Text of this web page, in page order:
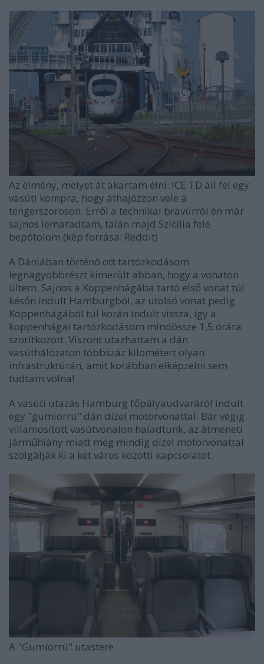
Az élmény, melyet át akartam élni: ICE TD áll fel egy
vasúti kompra, hogy áthajózzon vele a
tengerszoroson. Erről a technikai bravúrról én már
sajnos lemaradtam, talán majd Szícília felé
bepótolom (kép forrása: Reddit)
A Dániában történő ott tartózkodásom
legnagyobbrészt kimerült abban, hogy a vonaton
ültem. Sajnos a Koppenhágába tartó első vonat túl
későn indult Hamburgból, az utolsó vonat pedig
Koppenhágából túl korán indult vissza, így a
koppenhágai tartózkodásom mindössze 1,5 órára
szorítkozott. Viszont utazhattam a dán
vasúthálózaton többszáz kilométert olyan
infrastruktúrán, amit korábban elképzelni sem
tudtam volna!
A vasúti utazás Hamburg főpályaudvaráról indult
egy "gumiorrú" dán dízel motorvonattal. Bár végig
villamosított vasútvonalon haladtunk, az átmeneti
járműhiány miatt még mindig dízel motorvonattal
szolgálják ki a két város közötti kapcsolatot.
A "Gumiorrú" utastere